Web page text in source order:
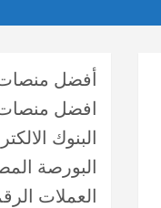
أفضل منصات
افضل
البنوك
البورصة
العملات